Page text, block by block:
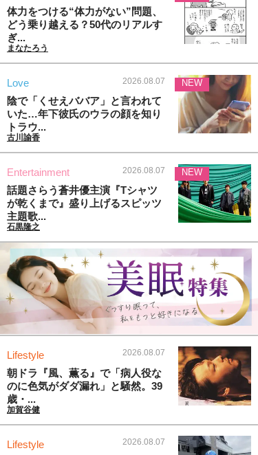
体力をつける“体力がない”問題、
どう乗り越える？50代のリアルす
ぎ...
まなたろう
Love 2026.08.07
陰で「くせえババア」と言われて
いた…年下彼氏のウラの顔を知り
トラウ...
古川諭香
NEW
Entertainment 2026.08.07
話題さらう蒼井優主演『Tシャツ
が乾くまで』盛り上げるスピッツ
主題歌...
石黒隆之
NEW
Lifestyle 2026.08.07
朝ドラ『風、薫る』で「病人役な
のに色気がダダ漏れ」と騒然。39
歳・...
加賀谷健
Lifestyle 2026.08.07